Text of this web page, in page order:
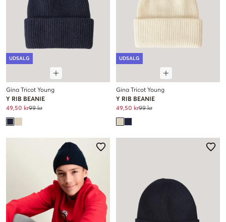
UDSALG
Gina Tricot Young
Y RIB BEANIE
49,50 kr99 kr
UDSALG
Gina Tricot Young
Y RIB BEANIE
49,50 kr99 kr